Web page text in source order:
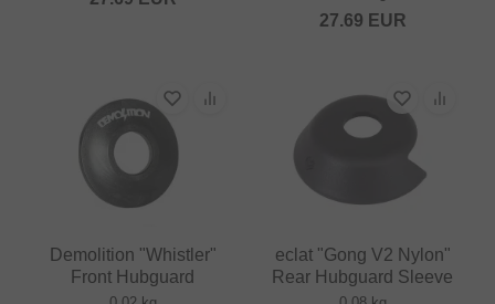
27.69 EUR
Demolition "Whistler"
Front Hubguard
eclat "Gong V2 Nylon"
Rear Hubguard Sleeve